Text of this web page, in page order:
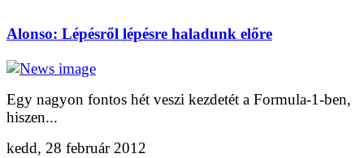
Alonso: Lépésről lépésre haladunk előre
Egy nagyon fontos hét veszi kezdetét a Formula-1-ben,
hiszen...
kedd, 28 február 2012